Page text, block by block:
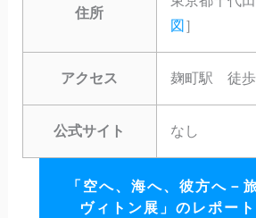
住所
図 ］
アクセス 麹町駅 徒
公式サイト なし
「空へ、海へ、彼方へ－
ヴィトン展」のレポー